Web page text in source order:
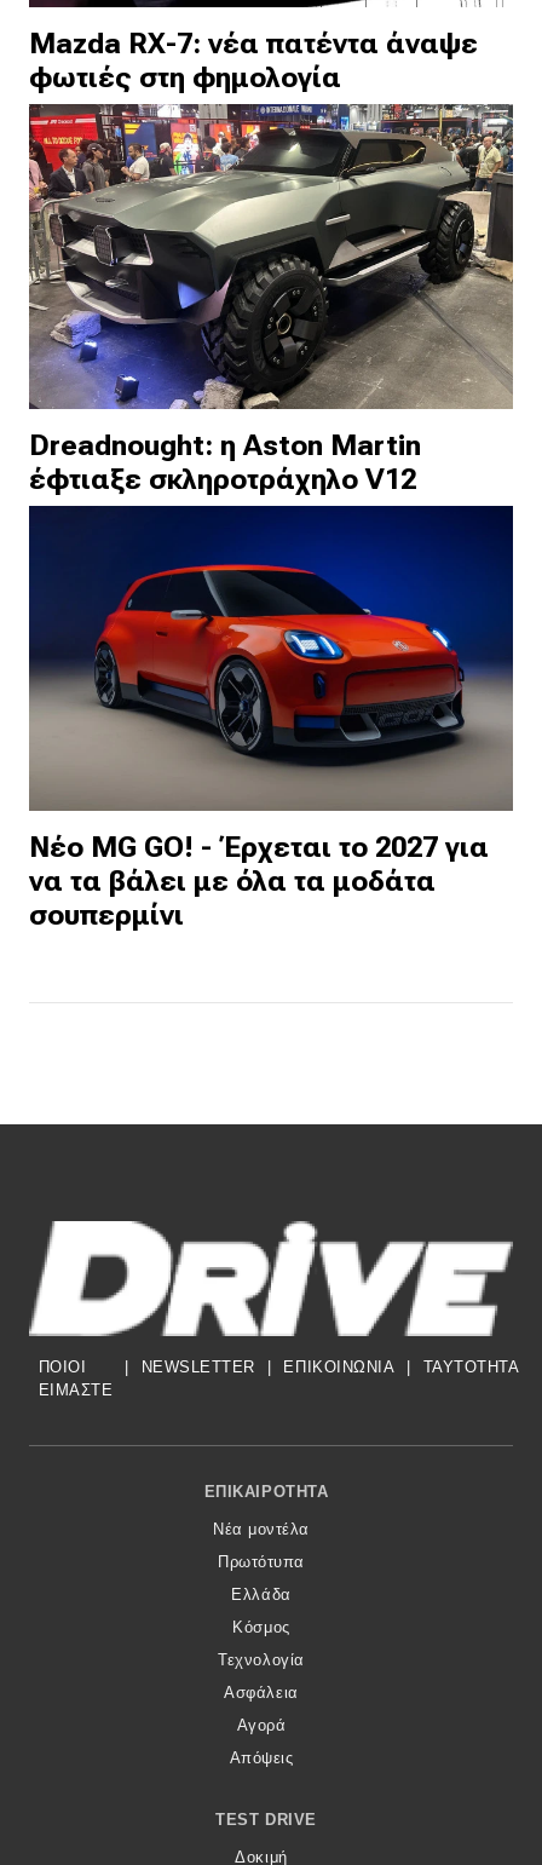
Mazda RX-7: νέα πατέντα άναψε
φωτιές στη φημολογία
Dreadnought: η Aston Martin
έφτιαξε σκληροτράχηλο V12
Νέο MG GO! - Έρχεται το 2027 για
να τα βάλει με όλα τα μοδάτα
σουπερμίνι
ΠΟΙΟΙ
ΕΙΜΑΣΤΕ
NEWSLETTER ΕΠΙΚΟΙΝΩΝΙΑ TAYTOTHTA
Footer Menu
ΕΠΙΚΑΙΡΌΤΗΤΑ
Νέα μοντέλα
Πρωτότυπα
Ελλάδα
Κόσμος
Τεχνολογία
Ασφάλεια
Αγορά
Απόψεις
TEST DRIVE
Δοκιμή